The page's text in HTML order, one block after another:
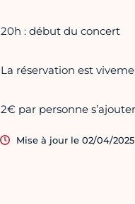
20h : début du concert
La réservation est
2€ par personne
Mise à jour le 02/04/2025